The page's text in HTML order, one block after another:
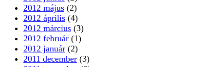
2012 május (2)
2012 április (4)
2012 március (3)
2012 február (1)
2012 január (2)
2011 december (3)